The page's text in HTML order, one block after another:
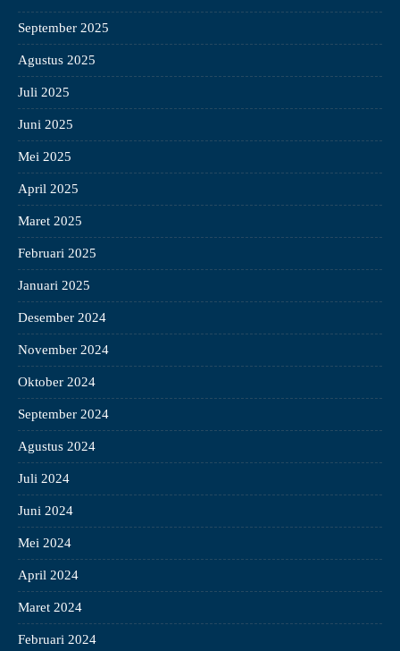
September 2025
Agustus 2025
Juli 2025
Juni 2025
Mei 2025
April 2025
Maret 2025
Februari 2025
Januari 2025
Desember 2024
November 2024
Oktober 2024
September 2024
Agustus 2024
Juli 2024
Juni 2024
Mei 2024
April 2024
Maret 2024
Februari 2024